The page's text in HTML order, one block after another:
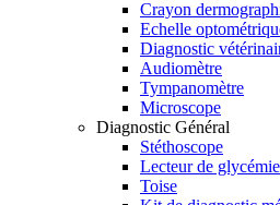
Crayon
Echelle
Diagnostic
Audiomètre
Tympanomètre
Microscope
Diagnostic Général
Stéthoscope
Lecteur de glycémie
Toise